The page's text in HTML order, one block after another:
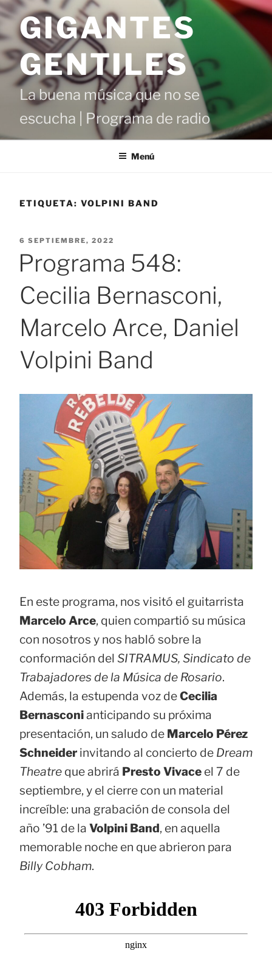
Saltar
contenido
GIGANTES
GENTILES
La buena música que no se
escucha | Programa de radio
Menú
ETIQUETA: VOLPINI BAND
PUBLICADO
6 SEPTIEMBRE, 2022
Programa 548:
Cecilia Bernasconi,
Marcelo Arce, Daniel
Volpini Band
En este programa, nos visitó el guitarrista
Marcelo Arce, quien compartió su música
con nosotros y nos habló sobre la
conformación del SITRAMUS, Sindicato de
Trabajadores de la Música de Rosario.
Además, la estupenda voz deCecilia
Bernasconianticipando su próxima
presentación, un saludo de Marcelo Pérez
Schneider invitando al concierto de Dream
Theatre que abrirá Presto Vivace el 7 de
septiembre, y el cierre con un material
increíble: una grabación de consola del
año ’91 de la Volpini Band, en aquella
memorable noche en que abrieron para
Billy Cobham.